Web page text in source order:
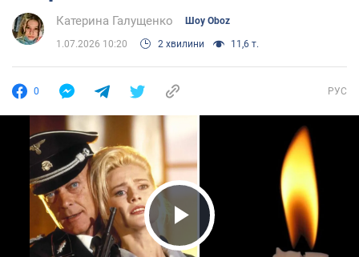
Катерина Галущенко Шоу Oboz
1.07.2026 10:20 2 хвилини 11,6 т.
0 РУС
Play Video